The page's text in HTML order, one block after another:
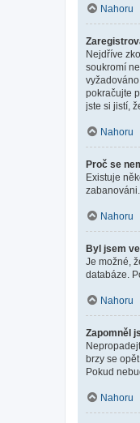
Nahoru
Nejdříve
soukromí
pokračujte
jste si jistí,
Nahoru
Proč se
Existuje
Nahoru
Byl jsem
Je možné,
databáze.
Nahoru
Zapomněl
brzy se
Pokud
Nahoru